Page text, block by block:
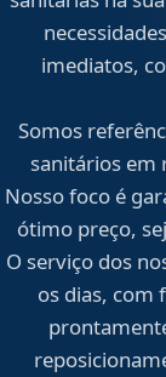
imediatos,
Somos
sanitários em
Nosso foco é
ótimo preço,
O serviço dos
os dias, com